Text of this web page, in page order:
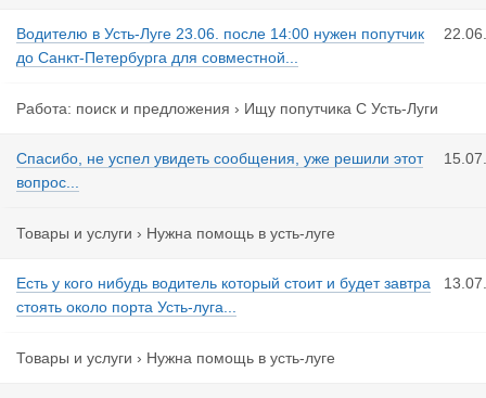
Водителю в Усть-Луге 23.06. после 14:00 нужен попутчик
до Санкт-Петербурга для совместной...
Работа: поиск и предложения › Ищу попутчика С Усть-Луги
Спасибо, не успел увидеть сообщения, уже решили этот
вопрос...
Товары и услуги › Нужна помощь в усть-луге
Есть у кого нибудь водитель который стоит и будет завтра
стоять около порта Усть-луга...
Товары и услуги › Нужна помощь в усть-луге